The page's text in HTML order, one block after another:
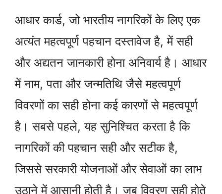
आधार कार्ड, जो भारतीय नागरिकों के लिए एक
अत्यंत महत्वपूर्ण पहचान दस्तावेज है, में सही
और अद्यतन जानकारी होना अनिवार्य है। आधार
में नाम, पता और जन्मतिथि जैसे महत्वपूर्ण
विवरणों का सही होना कई कारणों से महत्वपूर्ण
है। सबसे पहले, यह सुनिश्चित करता है कि
नागरिकों की पहचान सही और सटीक है,
जिससे सरकारी योजनाओं और सेवाओं का लाभ
उठाने में आसानी होती है। जब विवरण सही होते